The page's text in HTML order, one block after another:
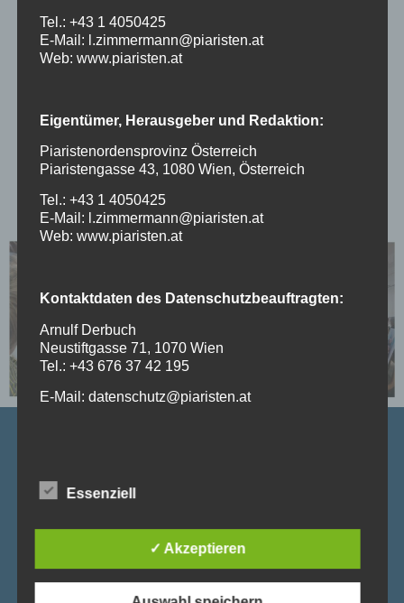
experimentierten die Kinder mit
unterschiedlichen Materialien und
gestalteten eigene Objekte. Zum
die Kinder den Eltern stolz ihre Werke
präsentierten. Das Projekt förderte
Kreativität, Fantasie und Freude am
künstlerischen Gestalten und machte
den Kindern großen Spaß.
Tel:
Mail:b.klausberger@piaristen.at
Tel.: +43 1 4050425
E-Mail: l.zimmermann@piaristen.at
Web: www.piaristen.at
Eigentümer, Herausgeber und Redaktion:
Piaristenordensprovinz Österreich
Piaristengasse 43, 1080 Wien, Österreich
Tel.: +43 1 4050425
E-Mail: l.zimmermann@piaristen.at
Web: www.piaristen.at
Kontaktdaten des Datenschutzbeauftragten:
Arnulf Derbuch
Neustiftgasse 71, 1070 Wien
Tel.: +43 676 37 42 195
E-Mail: datenschutz@piaristen.at
1. Grundsätzliche Angaben zur Datenverarbeitung
1.1. Diese Datenschutzerklärung klärt Sie über die
Art, den Umfang und Zweck der Verarbeitung von
Onlineangebotes und der mit ihm verbundenen
Essenziell
✓ Akzeptieren